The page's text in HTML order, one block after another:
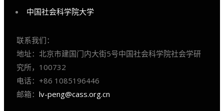
中国社会科学院大学
联系我们：
地址：北京市建国门内大街5号中国社会科学院社会学研
究所，100732
电话：+86 1085196446
邮箱： lv-peng@cass.org.cn